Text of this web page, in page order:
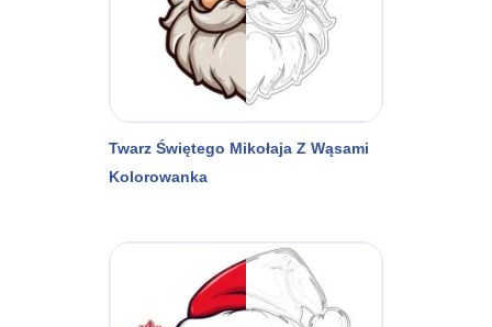
Twarz Świętego Mikołaja Z Wąsami
Kolorowanka